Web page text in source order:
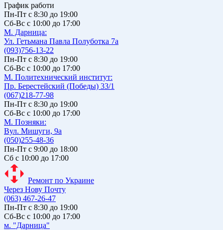
График работи
Пн-Пт с 8:30 до 19:00
Сб-Вс с 10:00 до 17:00
М. Дарницa:
Ул. Гетьмана Павла Полуботка 7а
(093)756-13-22
Пн-Пт с 8:30 до 19:00
Сб-Вс с 10:00 до 17:00
М. Политехнический институт:
Пр. Берестейский (Победы) 33/1
(067)218-77-98
Пн-Пт с 8:30 до 19:00
Сб-Вс с 10:00 до 17:00
М. Позняки:
Вул. Мишуги, 9а
(050)255-48-36
Пн-Пт с 9:00 до 18:00
Сб с 10:00 до 17:00
Ремонт по Украине
Через Нову Почту
(063) 467-26-47
Пн-Пт с 8:30 до 19:00
Сб-Вс с 10:00 до 17:00
м. "Дарница"